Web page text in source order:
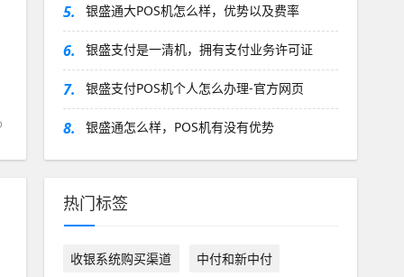
5. 银盛通大POS机怎么样，优势以及费率
6. 银盛支付是一清机，拥有支付业务许可证
7. 银盛支付POS机个人怎么办理-官方网页
8. 银盛通怎么样，POS机有没有优势
热门标签
收银系统购买渠道
中付和新中付